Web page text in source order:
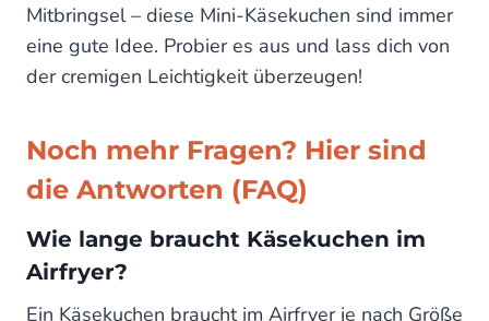
Mitbringsel – diese Mini-Käsekuchen sind immer
eine gute Idee. Probier es aus und lass dich von
der cremigen Leichtigkeit überzeugen!
Noch mehr Fragen? Hier sind
die Antworten (FAQ)
Wie lange braucht Käsekuchen im
Airfryer?
Ein Käsekuchen braucht im Airfryer je nach Größe